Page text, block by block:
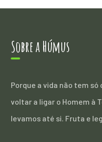
Sobre a Húmus
Porque a vida não tem
voltar a ligar o Homem à
levamos até si. Fruta e